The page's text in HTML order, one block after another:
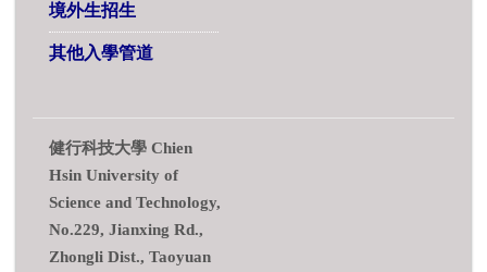
境外生招生
其他入學管道
健行科技大學 Chien
Hsin University of
Science and Technology,
No.229, Jianxing Rd.,
Zhongli Dist., Taoyuan